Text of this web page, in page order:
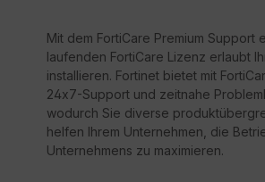
Mit dem FortiCare Premium
laufenden FortiCare Lizenz erlaubt
installieren. Fortinet bietet mit
24x7-Support und zeitnahe
wodurch Sie diverse
helfen Ihrem Unternehmen, die
Unternehmens zu maximieren.